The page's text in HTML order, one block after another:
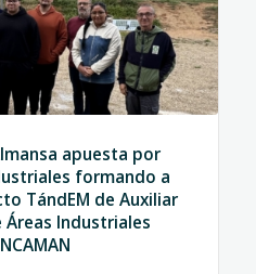
apuesta por
formando a
TándEM de Auxiliar
Industriales